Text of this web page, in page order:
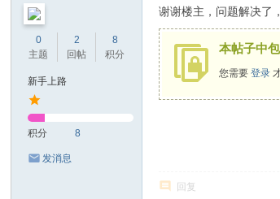
0
主题
2
回帖
8
积分
新手上路
积分 8
发消息
谢谢楼主，问题解决了
本帖子中
您需要登录
回复